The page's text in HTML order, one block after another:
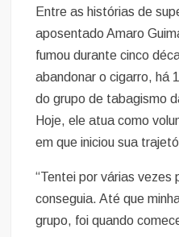
Entre as histórias de
aposentado Amaro
fumou durante cinco
abandonar o cigarro, há
do grupo de tabagismo
Hoje, ele atua como
em que iniciou sua
“Tentei por várias vezes
conseguia. Até que
grupo, foi quando